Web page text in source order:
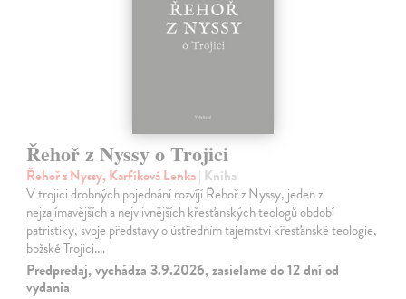
Řehoř z Nyssy o Trojici
Řehoř z Nyssy, Karfíková Lenka| Kniha
V trojici drobných pojednání rozvíjí Řehoř z Nyssy, jeden z
nejzajímavějších a nejvlivnějších křesťanských teologů období
patristiky, svoje představy o ústředním tajemství křesťanské teologie,
božské Trojici.…
Predpredaj, vychádza 3.9.2026, zasielame do 12 dní od
vydania